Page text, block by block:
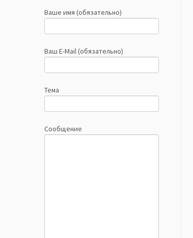
Ваше имя (обязательно)
Ваш E-Mail (обязательно)
Тема
Сообщение